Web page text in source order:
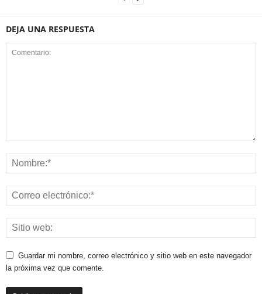
DEJA UNA RESPUESTA
Guardar mi nombre, correo electrónico y sitio web en este navegador
la próxima vez que comente.